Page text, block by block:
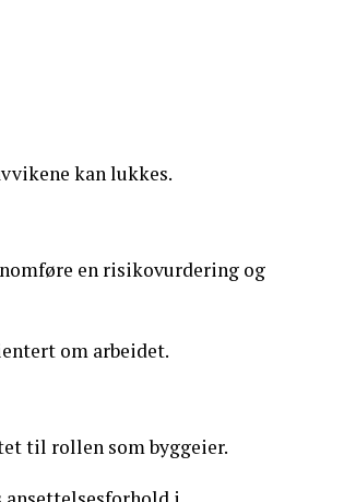
kan lukkes.
en risikovurdering og
om arbeidet.
til rollen som byggeier.